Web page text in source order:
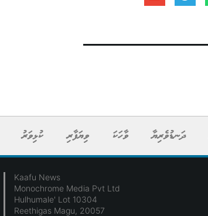
ދަނޑުވެރިޔާ ވާހަކަ ވިޔަފާރި ކުޅިވަރު
Kaafu News
Monochrome Media Pvt Ltd
Hulhumale' Lot 10304
Reethigas Magu, 20057